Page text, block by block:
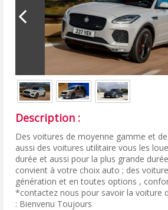
Description :
Des voitures de moyenne gamme et
aussi des voitures utilitaire vous les
durée et aussi pour la plus grande
convient à votre choix auto ; des
génération et en toutes options ,
*contactez nous pour savoir la voiture
: Bienvenu Toujours